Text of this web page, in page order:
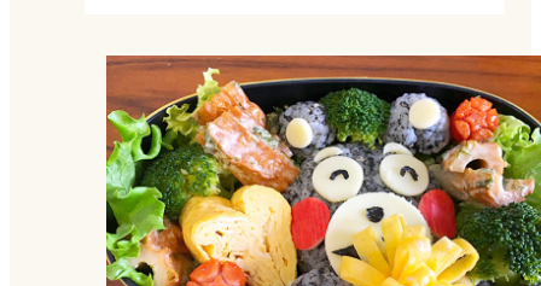
は、お米を使ったユニークなピザ体験。
色とりどりの食材を使って、個性あふれる
ピザを完成させたら、最後はみんなで楽
しく試食！チームワークを高め、笑顔が
あふれる時間をお楽しみください。
実施時間 2.5時間